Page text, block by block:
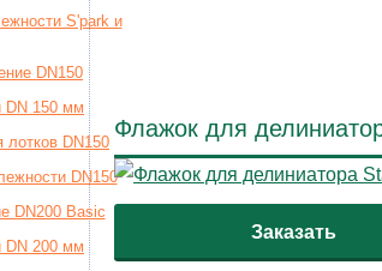
S'park и
DN150
DN 150 мм
DN150
DN150
DN200 Basic
DN 200 мм
Флажок для
Заказать